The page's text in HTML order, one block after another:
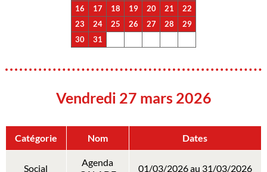
16
17 18 19 20 21
22
23
24 25 26 27 28
29
30
31
Vendredi 27 mars 2026
Catégorie Nom Dates
Social
Agenda
01/03/2026 au 31/03/2026